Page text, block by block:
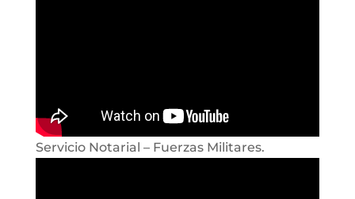
Servicio Notarial – Fuerzas Militares.